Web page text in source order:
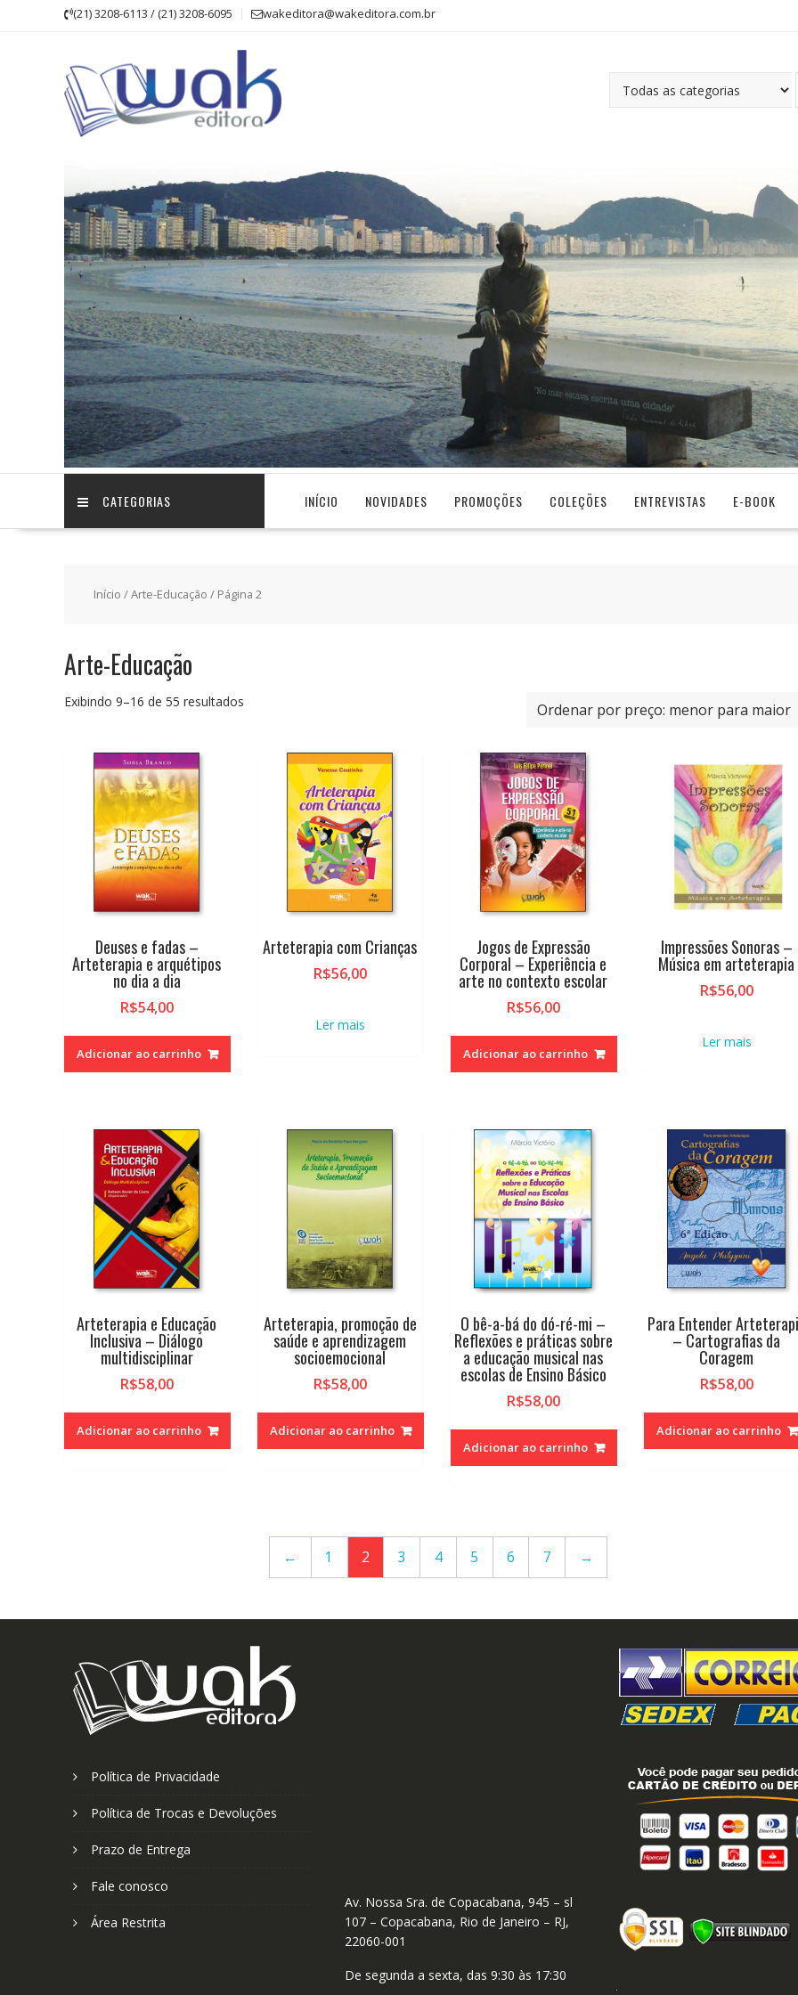
(21) 3208-6113 / (21) 3208-6095 wakeditora@wakeditora.com.br
CATEGORIAS INÍCIO NOVIDADES PROMOÇÕES COLEÇÕES ENTREVISTAS E-BOOK
Início /Arte-Educação / Página 2
Arte-Educação
Exibindo 9–16 de 55 resultados
Deuses e fadas –
Arteterapia e arquétipos
no dia a dia
R$54,00
Adicionar ao carrinho
Arteterapia com Crianças
R$56,00
Ler mais
Jogos de Expressão
Corporal – Experiência e
arte no contexto escolar
R$56,00
Adicionar ao carrinho
Impressões Sonoras –
Música em arteterapia
R$56,00
Ler mais
Arteterapia e Educação
Inclusiva – Diálogo
multidisciplinar
R$58,00
Adicionar ao carrinho
Arteterapia, promoção de
saúde e aprendizagem
socioemocional
R$58,00
Adicionar ao carrinho
O bê-a-bá do dó-ré-mi –
Reflexões e práticas sobre
a educação musical nas
escolas de Ensino Básico
R$58,00
Adicionar ao carrinho
Para Entender
– Cartografias da
Coragem
R$58,00
Adicionar ao carrinho
← 1 2 3 4 5 6 7 →
Política de Privacidade
Política de Trocas e Devoluções
Prazo de Entrega
Fale conosco
Área Restrita
Av. Nossa Sra. de Copacabana, 945 – sl
107 – Copacabana, Rio de Janeiro – RJ,
22060-001
De segunda a sexta, das 9:30 às 17:30